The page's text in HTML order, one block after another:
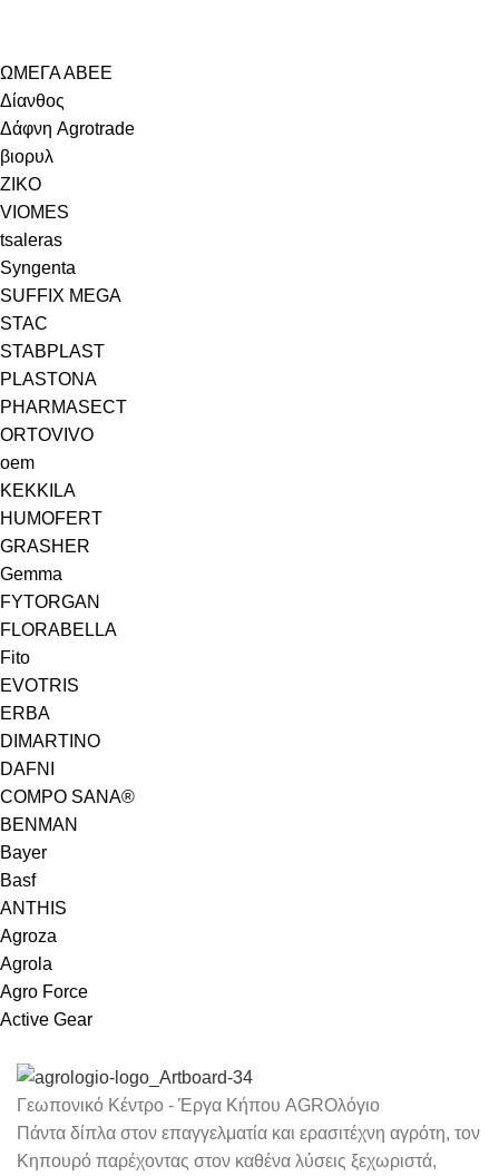
ΩΜΕΓΑ ΑΒΕΕ
Δίανθος
Δάφνη Agrotrade
βιορυλ
ZIKO
VIOMES
tsaleras
Syngenta
SUFFIX MEGA
STAC
STABPLAST
PLASTONA
PHARMASECT
ORTOVIVO
oem
KEKKILA
HUMOFERT
GRASHER
Gemma
FYTORGAN
FLORABELLA
Fito
EVOTRIS
ERBA
DIMARTINO
DAFNI
COMPO SANA®
BENMAN
Bayer
Basf
ANTHIS
Agroza
Agrola
Agro Force
Active Gear
Γεωπονικό Κέντρο - Έργα Κήπου AGROλόγιο
Πάντα δίπλα στον επαγγελματία και ερασιτέχνη αγρότη, τον
Κηπουρό παρέχοντας στον καθένα λύσεις ξεχωριστά,